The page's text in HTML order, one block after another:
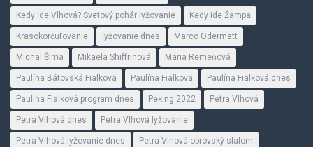
Kedy ide Vlhová? Svetový pohár lyžovanie Kedy ide Žampa
Krasokorčuľovanie lyžovanie dnes Marco Odermatt
Michal Šima Mikaela Shiffrinová Mária Remeňová
Paulína Bátovská Fialková Paulína Fialková Paulína Fialková dnes
Paulína Fialková program dnes Peking 2022 Petra Vlhová
Petra Vlhová dnes Petra Vlhová lyžovanie
Petra Vlhová lyžovanie dnes Petra Vlhová obrovský slalom